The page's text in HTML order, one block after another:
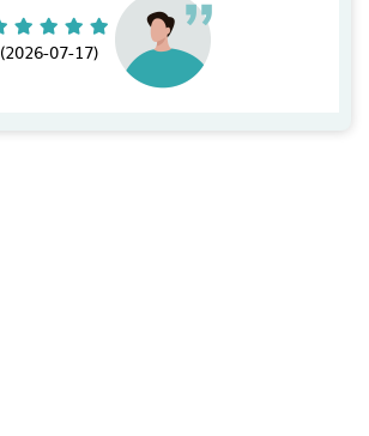
(2026-07-17)